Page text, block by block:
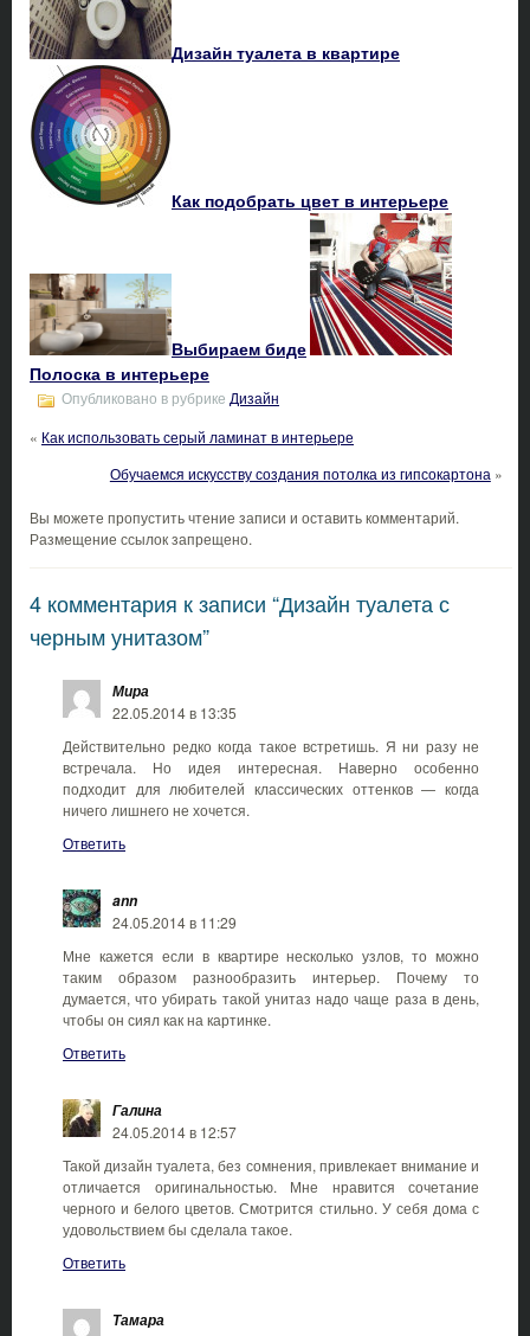
Дизайн туалета в квартире
Как подобрать цвет в интерьере
Выбираем биде
Полоска в интерьере
Опубликовано в рубрике Дизайн
« Как использовать серый ламинат в интерьере
Обучаемся искусству создания потолка из гипсокартона »
Вы можете пропустить чтение записи и оставить комментарий.
Размещение ссылок запрещено.
4 комментария к записи “Дизайн туалета с
черным унитазом”
Мира
22.05.2014 в 13:35
Действительно редко когда такое встретишь. Я ни разу не
встречала. Но идея интересная. Наверно особенно
подходит для любителей классических оттенков — когда
ничего лишнего не хочется.
Ответить
ann
24.05.2014 в 11:29
Мне кажется если в квартире несколько узлов, то можно
таким образом разнообразить интерьер. Почему то
думается, что убирать такой унитаз надо чаще раза в день,
чтобы он сиял как на картинке.
Ответить
Галина
24.05.2014 в 12:57
Такой дизайн туалета, без сомнения, привлекает внимание и
отличается оригинальностью. Мне нравится сочетание
черного и белого цветов. Смотрится стильно. У себя дома с
удовольствием бы сделала такое.
Ответить
Тамара